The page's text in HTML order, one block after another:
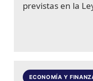
previstas en la
ECONOMÍA Y